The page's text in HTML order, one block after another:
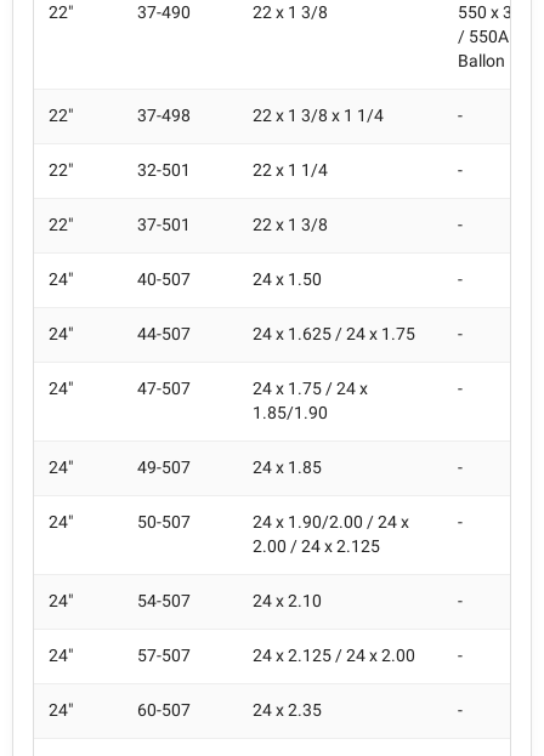
22" 37-490 22 x 1 3/8
550 x 35A
/ 550A
Ballon
22" 37-498 22 x 1 3/8 x 1 1/4 -
22" 32-501 22 x 1 1/4 -
22" 37-501 22 x 1 3/8 -
24" 40-507 24 x 1.50 -
24" 44-507 24 x 1.625 / 24 x 1.75 -
24" 47-507
24 x 1.75 / 24 x
1.85/1.90
-
24" 49-507 24 x 1.85 -
24" 50-507
24 x 1.90/2.00 / 24 x
2.00 / 24 x 2.125
-
24" 54-507 24 x 2.10 -
24" 57-507 24 x 2.125 / 24 x 2.00 -
24" 60-507 24 x 2.35 -